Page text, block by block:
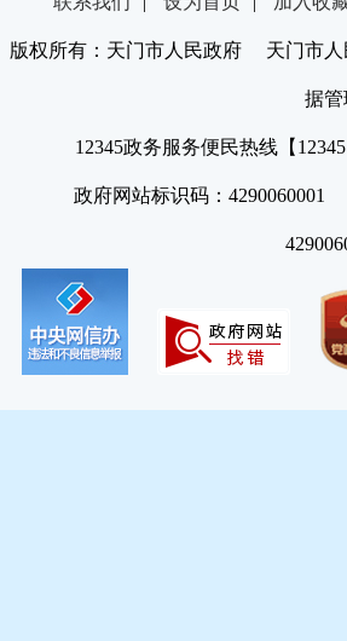
版权所有：天门市人民政府 天门市
据
12345政务服务便民热线【
政府网站标识码：